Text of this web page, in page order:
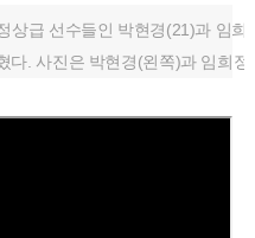
상급 선수들인 박현경(21)과 임
다. 사진은 박현경(왼쪽)과 임희정